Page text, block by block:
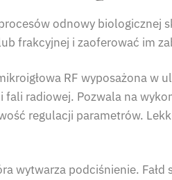
odnowy biologicznej
frakcyjnej i zaoferować im
RF wyposażona w
radiowej. Pozwala na
regulacji parametrów.
wytwarza podciśnienie.